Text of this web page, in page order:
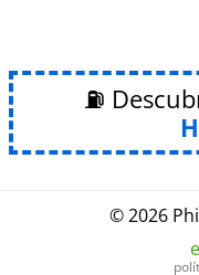
⛽
© 2026
e